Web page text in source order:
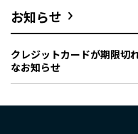
お知らせ
クレジットカードが期限切
なお知らせ